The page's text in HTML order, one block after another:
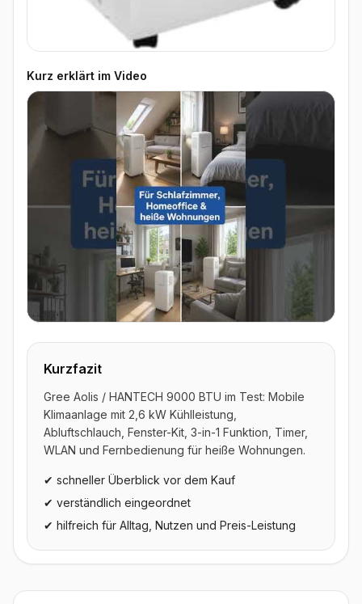
Kurz erklärt im Video
▶ Video ansehen
Kurzfazit
Gree Aolis / HANTECH 9000 BTU im Test: Mobile
Klimaanlage mit 2,6 kW Kühlleistung,
Abluftschlauch, Fenster-Kit, 3-in-1 Funktion, Timer,
WLAN und Fernbedienung für heiße Wohnungen.
✔ schneller Überblick vor dem Kauf
✔ verständlich eingeordnet
✔ hilfreich für Alltag, Nutzen und Preis-Leistung